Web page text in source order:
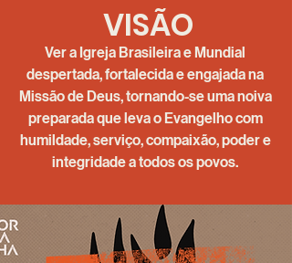
VISÃO
Ver a Igreja Brasileira e Mundial
despertada, fortalecida e engajada na
Missão de Deus, tornando-se uma noiva
preparada que leva o Evangelho com
humildade, serviço, compaixão, poder e
integridade a todos os povos.